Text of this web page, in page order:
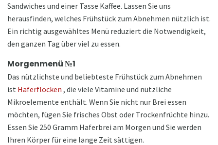
Sandwiches und einer Tasse Kaffee. Lassen Sie uns
herausfinden, welches Frühstück zum Abnehmen nützlich ist.
Ein richtig ausgewähltes Menü reduziert die Notwendigkeit,
den ganzen Tag über viel zu essen.
Morgenmenü №1
Das nützlichste und beliebteste Frühstück zum Abnehmen
ist Haferflocken , die viele Vitamine und nützliche
Mikroelemente enthält. Wenn Sie nicht nur Brei essen
möchten, fügen Sie frisches Obst oder Trockenfrüchte hinzu.
Essen Sie 250 Gramm Haferbrei am Morgen und Sie werden
Ihren Körper für eine lange Zeit sättigen.